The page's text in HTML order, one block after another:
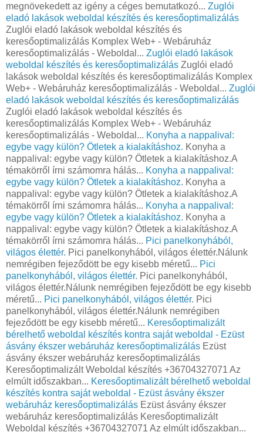
megnövekedett az igény a céges bemutatkozó... Zuglói
eladó lakások weboldal készítés és keresőoptimalizálás
Zuglói eladó lakások weboldal készítés és
keresőoptimalizálás Komplex Web+ - Webáruház
keresőoptimalizálás - Weboldal... Zuglói eladó lakások
weboldal készítés és keresőoptimalizálás Zuglói eladó
lakások weboldal készítés és keresőoptimalizálás Komplex
Web+ - Webáruház keresőoptimalizálás - Weboldal... Zuglói
eladó lakások weboldal készítés és keresőoptimalizálás
Zuglói eladó lakások weboldal készítés és
keresőoptimalizálás Komplex Web+ - Webáruház
keresőoptimalizálás - Weboldal... Konyha a nappalival:
egybe vagy külön? Ötletek a kialakításhoz. Konyha a
nappalival: egybe vagy külön? Ötletek a kialakításhoz.A
témakörről írni számomra hálás... Konyha a nappalival:
egybe vagy külön? Ötletek a kialakításhoz. Konyha a
nappalival: egybe vagy külön? Ötletek a kialakításhoz.A
témakörről írni számomra hálás... Konyha a nappalival:
egybe vagy külön? Ötletek a kialakításhoz. Konyha a
nappalival: egybe vagy külön? Ötletek a kialakításhoz.A
témakörről írni számomra hálás... Pici panelkonyhából,
világos élettér. Pici panelkonyhából, világos élettér.Nálunk
nemrégiben fejeződött be egy kisebb méretű... Pici
panelkonyhából, világos élettér. Pici panelkonyhából,
világos élettér.Nálunk nemrégiben fejeződött be egy kisebb
méretű... Pici panelkonyhából, világos élettér. Pici
panelkonyhából, világos élettér.Nálunk nemrégiben
fejeződött be egy kisebb méretű... Keresőoptimalizált
bérelhető weboldal készítés kontra saját weboldal - Ezüst
ásvány ékszer webáruház keresőoptimalizálás Ezüst
ásvány ékszer webáruház keresőoptimalizálás
Keresőoptimalizált Weboldal készítés +36704327071 Az
elmúlt időszakban... Keresőoptimalizált bérelhető weboldal
készítés kontra saját weboldal - Ezüst ásvány ékszer
webáruház keresőoptimalizálás Ezüst ásvány ékszer
webáruház keresőoptimalizálás Keresőoptimalizált
Weboldal készítés +36704327071 Az elmúlt időszakban...